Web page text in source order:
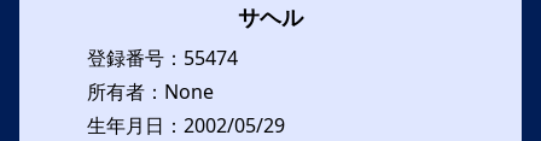
サヘル
登録番号：55474
所有者：None
生年月日：2002/05/29